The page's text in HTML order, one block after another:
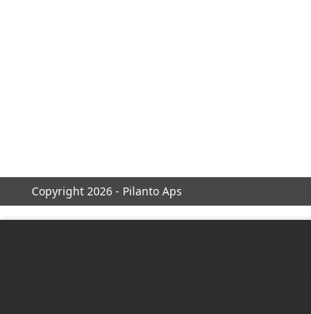
Copyright 2026 - Pilanto Aps